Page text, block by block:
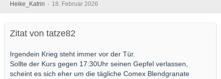
Heike_Katrin 18. Februar 2026
Zitat von tatze82
Irgendein Krieg steht immer vor der Tür.
Sollte der Kurs gegen 17:30Uhr seinen Gepfel verlassen,
scheint es sich eher um die tägliche Comex Blendgranate